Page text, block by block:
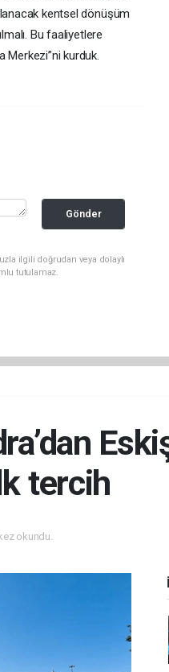
kentsel dönüşüm
Bu faaliyetlere
Merkezi”ni kurduk.
Gönder
ilgili doğrudan veya dolaylı
tutulamaz.
tercih
okundu.